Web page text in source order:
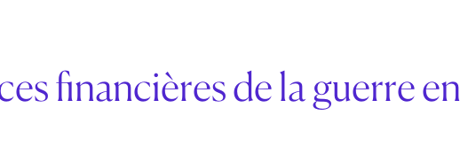
financières de la guerre en